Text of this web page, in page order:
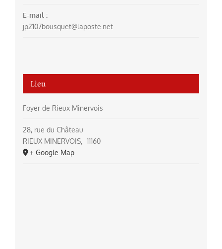
E-mail :
jp2107bousquet@laposte.net
Lieu
Foyer de Rieux Minervois
28, rue du Château
RIEUX MINERVOIS, 11160
+ Google Map